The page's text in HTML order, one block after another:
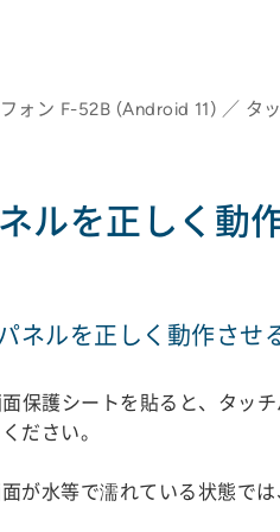
ォン F-52B (Android 11) ／ タ
ルを正しく動
ネルを正しく動作させ
保護シートを貼ると、タッ
ださい。
が水等で濡れている状態で